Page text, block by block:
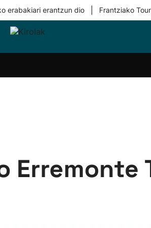
erabakiari erantzun dio Frantziako
Erremonte